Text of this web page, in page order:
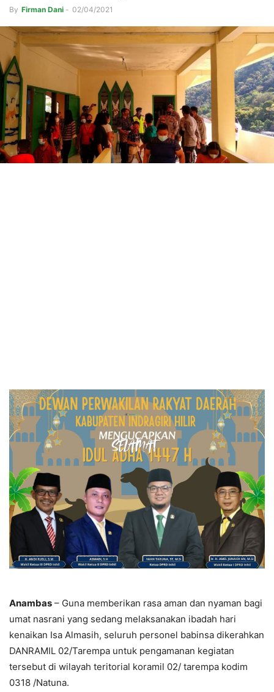
By Firman Dani - 02/04/2021
Anambas – Guna memberikan rasa aman dan nyaman bagi
umat nasrani yang sedang melaksanakan ibadah hari
kenaikan Isa Almasih, seluruh personel babinsa dikerahkan
DANRAMIL 02/Tarempa untuk pengamanan kegiatan
tersebut di wilayah teritorial koramil 02/ tarempa kodim
0318 /Natuna.